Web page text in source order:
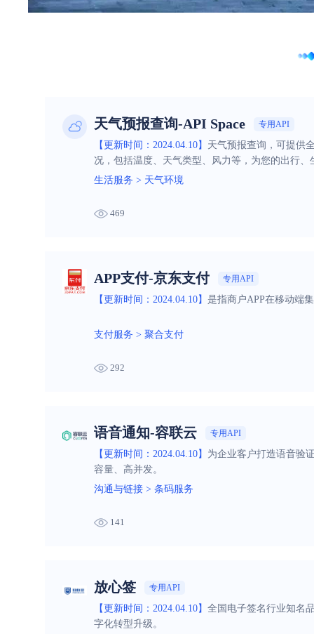
天气预报查询-API Space 专用API
【更新时间：2024.04.10】 天气预报查询，可提供
况，包括温度、天气类型、风力等，为您的出行
生活服务 > 天气环境
469
APP支付-京东支付 专用API
【更新时间：2024.04.10】 是指商户APP在移动端
支付服务 > 聚合支付
292
语音通知-容联云 专用API
【更新时间：2024.04.10】 为企业客户打造语音验
容量、高并发。
沟通与链接 > 条码服务
141
放心签 专用API
【更新时间：2024.04.10】 全国电子签名行业知名
字化转型升级。